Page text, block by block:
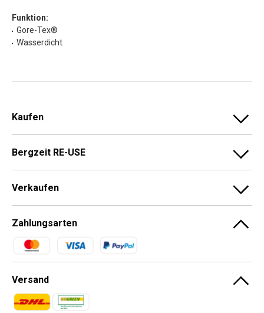
Funktion:
Gore-Tex®
Wasserdicht
Kaufen
Bergzeit RE-USE
Verkaufen
Zahlungsarten
Zahlungsmethoden
Versand
Zahlungsmethoden